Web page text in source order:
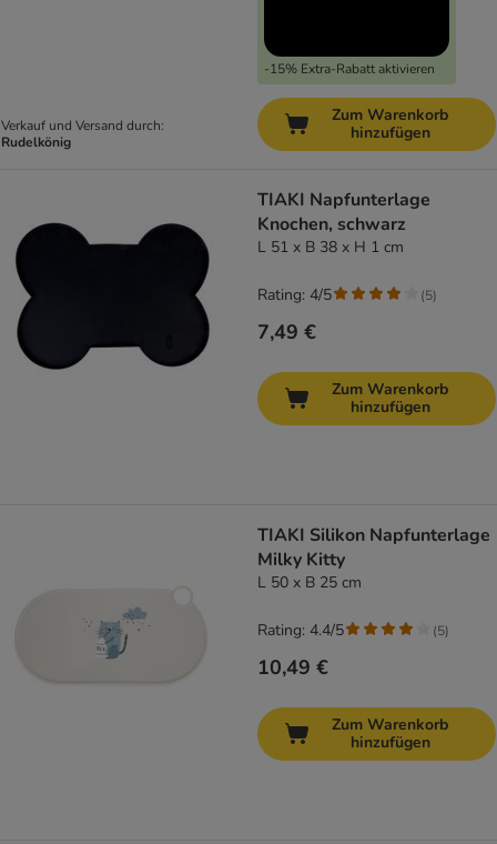
Verkauf und Versand durch:
Rudelkönig
-15% Extra-Rabatt aktivieren
Zum Warenkorb
hinzufügen
TIAKI Napfunterlage
Knochen, schwarz
L 51 x B 38 x H 1 cm
7,49 €
Rating: 4/5 (5)
Zum Warenkorb
hinzufügen
TIAKI Silikon Napfunterlage
Milky Kitty
L 50 x B 25 cm
10,49 €
Rating: 4.4/5 (5)
Zum Warenkorb
hinzufügen